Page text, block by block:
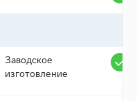
Заводское
изготовление